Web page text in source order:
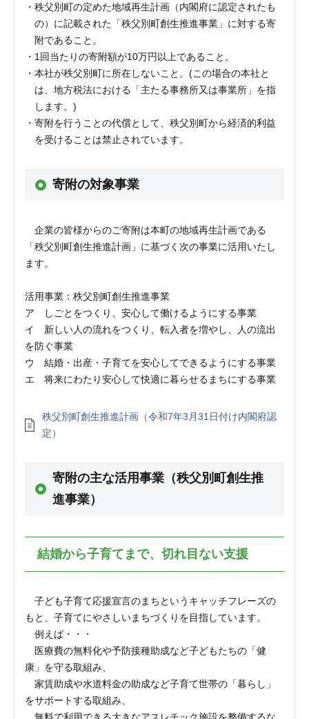
秩父別町の定めた地域再生計画（内閣府に認定されたも
の）に記載された「秩父別町創生推進事業」に対する寄
附であること。
1回当たりの寄附額が10万円以上であること。
本社が秩父別町に所在しないこと。(この場合の本社と
は、地方税法における「主たる事務所又は事業所」を指
します。)
寄附を行うことの代償として、秩父別町から経済的利益
を受けることは禁止されています。
寄附の対象事業
企業の皆様からのご寄附は本町の地域再生計画である
「秩父別町創生推進計画」に基づく次の事業に活用いたし
ます。
活用事業：秩父別町創生推進事業
ア しごとをつくり、安心して働けるようにする事業
イ 新しい人の流れをつくり、転入者を増やし、人の流出
を防ぐ事業
ウ 結婚・出産・子育てを安心してできるようにする事業
エ 将来にわたり安心して快適に暮らせるまちにする事業
秩父別町創生推進計画（令和7年3月31日付け内閣府認
定）
寄附の主な活用事業（秩父別町創生推
進事業）
結婚から子育てまで、切れ目ない支援
子ども子育て応援宣言のまちというキャッチフレーズの
もと、子育てにやさしいまちづくりを目指しています。
例えば・・・
医療費の無料化や予防接種助成など子どもたちの「健
康」を守る取組み、
家賃助成や水道料金の助成など子育て世帯の「暮らし」
をサポートする取組み、